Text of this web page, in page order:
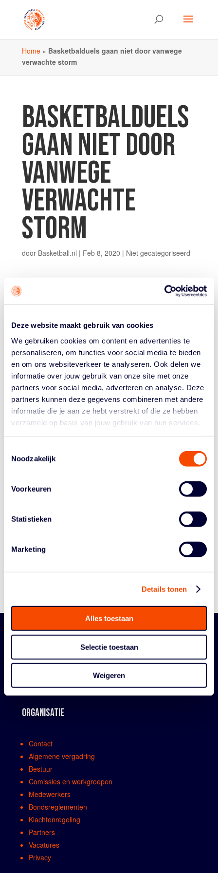
Deze website maakt gebruik van cookies
We gebruiken cookies om content en advertenties te
personaliseren, om functies voor social media te bieden
en om ons websiteverkeer te analyseren. Ook delen we
informatie over jouw gebruik van onze site met onze
partners voor social media, adverteren en analyse. Deze
partners kunnen deze gegevens combineren met andere
informatie die je aan ze hebt verstrekt of die ze hebben
verzameld op basis van jouw gebruik van hun services.
Noodzakelijk
Voorkeuren
Statistieken
Marketing
Details tonen
Alles toestaan
Selectie toestaan
Weigeren
Home» Basketbalduels gaan niet door vanwege
verwachte storm
BASKETBALDUELS
GAAN NIET DOOR
VANWEGE
VERWACHTE
STORM
door Basketball.nl | Feb 8, 2020 | Niet gecategoriseerd
KNMI afgegeven waarschuwing 'code oranje' heeft de
Nederlandse Basketball Bond besloten alle wedstrijden
voor zondag 9 februari uit het programma te halen. Dit
geldt voor zowel de landelijke als de
afdelingswedstrijden. Alle clubs en scheidsrechters
worden vandaag geïnformeerd. De wedstrijden moeten
op een later moment worden ingehaald. Alleen de
wedstrijd in de Dutch Basketball League tussen Donar
en Den Helder Suns gaat wel door.
Historie
Bestuur En Commissies
ORGANISATIE
Contact
Algemene vergadring
Bestuur
Comissies en werkgroepen
Medewerkers
Bondsreglementen
Klachtenregeling
Partners
Vacatures
Privacy